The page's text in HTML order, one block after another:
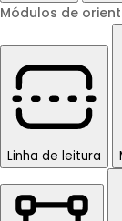
Módulos de
Linha de leitura